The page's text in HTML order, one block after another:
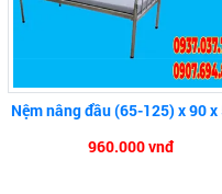
Nệm nâng đầu (65-125) x 90 x
960.000 vnđ